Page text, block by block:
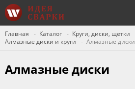
Главная Каталог
Круги, диски, щетки
Алмазные диски и круги
Алмазные диски
Алмазные диски